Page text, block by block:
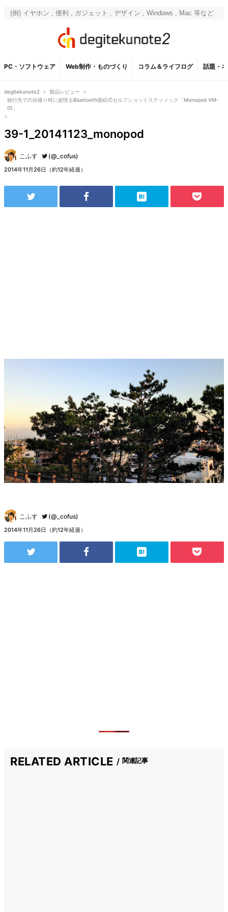
PC・ソフトウェア Web制作・ものづくり コラム＆ライフログ 話題・
degitekunote2 > 製品レビュー
>
旅行先での自撮り時に超悟るBluetooth接続式セルフショットステッィック「Monopod VM-
01」
>
39-1_20141123_monopod
こふす (@_cofus)
2014年11月26日（約12年経過）
こふす (@_cofus)
2014年11月26日（約12年経過）
RELATED ARTICLE 関連記事